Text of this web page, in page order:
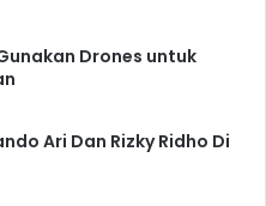
Drones untuk
Ari Dan Rizky Ridho Di